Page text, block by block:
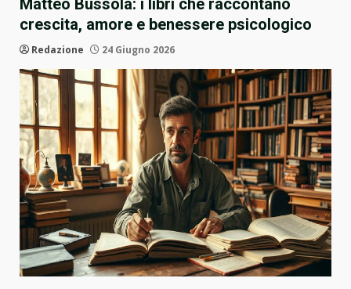
Matteo Bussola: i libri che raccontano
crescita, amore e benessere psicologico
Redazione 24 Giugno 2026